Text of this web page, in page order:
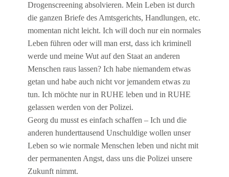
Drogenscreening absolvieren. Mein Leben ist durch
die ganzen Briefe des Amtsgerichts, Handlungen, etc.
momentan nicht leicht. Ich will doch nur ein normales
Leben führen oder will man erst, dass ich kriminell
werde und meine Wut auf den Staat an anderen
Menschen raus lassen? Ich habe niemandem etwas
getan und habe auch nicht vor jemandem etwas zu
tun. Ich möchte nur in RUHE leben und in RUHE
gelassen werden von der Polizei.
Georg du musst es einfach schaffen – Ich und die
anderen hunderttausend Unschuldige wollen unser
Leben so wie normale Menschen leben und nicht mit
der permanenten Angst, dass uns die Polizei unsere
Zukunft nimmt.